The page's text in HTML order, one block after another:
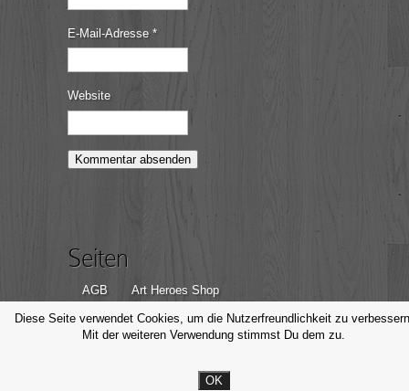
E-Mail-Adresse *
Website
Seiten
AGB
Art Heroes Shop
Datenschutzerklärung
Disclaimer
Impressum
Kontakt
Diese Seite verwendet Cookies, um die Nutzerfreundlichkeit zu
Mit der weiteren Verwendung stimmst Du dem zu.
OK